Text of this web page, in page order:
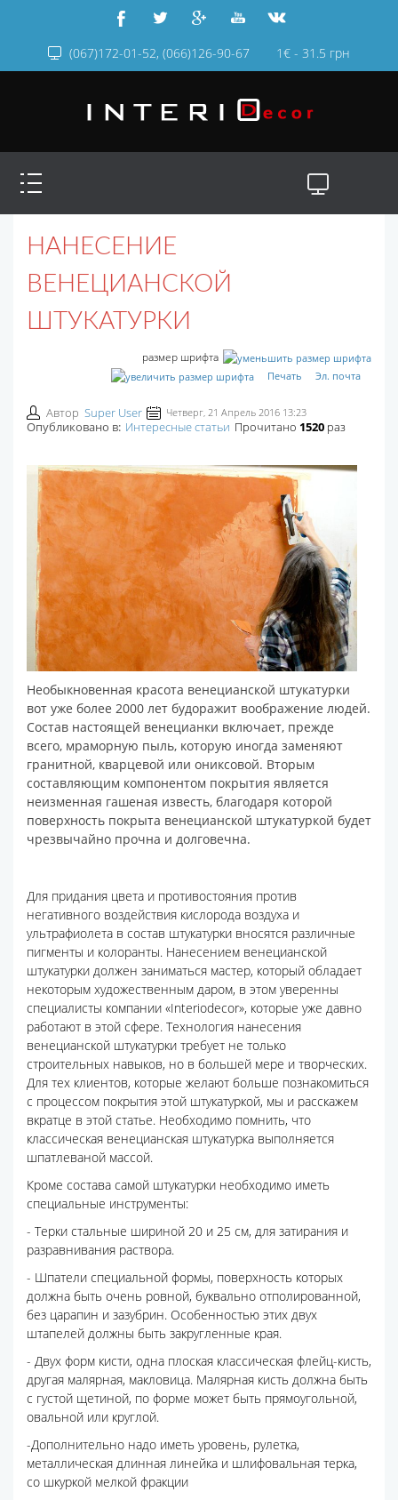
(067)172-01-52, (066)126-90-67 1€ - 31.5 грн
НАНЕСЕНИЕ
ВЕНЕЦИАНСКОЙ
ШТУКАТУРКИ
размер шрифта
Печать Эл. почта
Автор Super User Четверг, 21 Апрель 2016 13:23
Опубликовано в: Интересные статьи Прочитано 1520 раз
Необыкновенная красота венецианской штукатурки
вот уже более 2000 лет будоражит воображение людей.
Состав настоящей венецианки включает, прежде
всего, мраморную пыль, которую иногда заменяют
гранитной, кварцевой или ониксовой. Вторым
составляющим компонентом покрытия является
неизменная гашеная известь, благодаря которой
поверхность покрыта венецианской штукатуркой будет
чрезвычайно прочна и долговечна.
Для придания цвета и противостояния против
негативного воздействия кислорода воздуха и
ультрафиолета в состав штукатурки вносятся различные
пигменты и колоранты. Нанесением венецианской
штукатурки должен заниматься мастер, который обладает
некоторым художественным даром, в этом уверенны
специалисты компании «Interiodecor», которые уже давно
работают в этой сфере. Технология нанесения
венецианской штукатурки требует не только
строительных навыков, но в большей мере и творческих.
Для тех клиентов, которые желают больше познакомиться
с процессом покрытия этой штукатуркой, мы и расскажем
вкратце в этой статье. Необходимо помнить, что
классическая венецианская штукатурка выполняется
шпатлеваной массой.
Кроме состава самой штукатурки необходимо иметь
специальные инструменты:
- Терки стальные шириной 20 и 25 см, для затирания и
разравнивания раствора.
- Шпатели специальной формы, поверхность которых
должна быть очень ровной, буквально отполированной,
без царапин и зазубрин. Особенностью этих двух
штапелей должны быть закругленные края.
- Двух форм кисти, одна плоская классическая флейц-кисть,
другая малярная, макловица. Малярная кисть должна быть
с густой щетиной, по форме может быть прямоугольной,
овальной или круглой.
-Дополнительно надо иметь уровень, рулетка,
металлическая длинная линейка и шлифовальная терка,
со шкуркой мелкой фракции